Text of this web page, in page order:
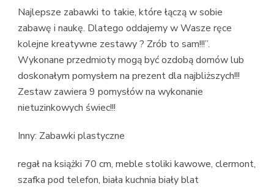
Najlepsze zabawki to takie, które łączą w sobie
zabawę i naukę. Dlatego oddajemy w Wasze ręce
kolejne kreatywne zestawy ? Zrób to sam!!!”.
Wykonane przedmioty mogą być ozdobą domów lub
doskonałym pomysłem na prezent dla najbliższych!!!
Zestaw zawiera 9 pomysłów na wykonanie
nietuzinkowych świec!!!
Inny: Zabawki plastyczne
regał na książki 70 cm, meble stoliki kawowe, clermont,
szafka pod telefon, biała kuchnia biały blat